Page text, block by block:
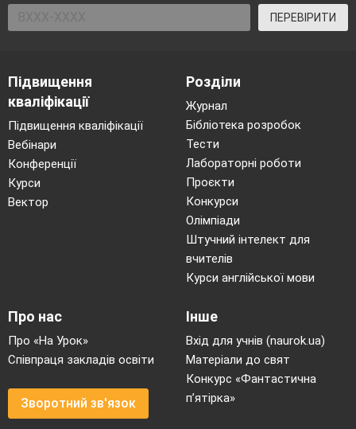
ПЕРЕВІРИТИ
Підвищення
кваліфікації
Підвищення кваліфікації
Вебінари
Конференції
Курси
Вектор
Розділи
Журнал
Бібліотека розробок
Тести
Лабораторні роботи
Проєкти
Конкурси
Олімпіади
Штучний інтелект для
вчителів
Курси англійської мови
Про нас
Про «На Урок»
Співпраця закладів освіти
Зворотний зв'язок
Інше
Вхід для учнів (naurok.ua)
Матеріали до свят
Конкурс «Фантастична
п’ятірка»